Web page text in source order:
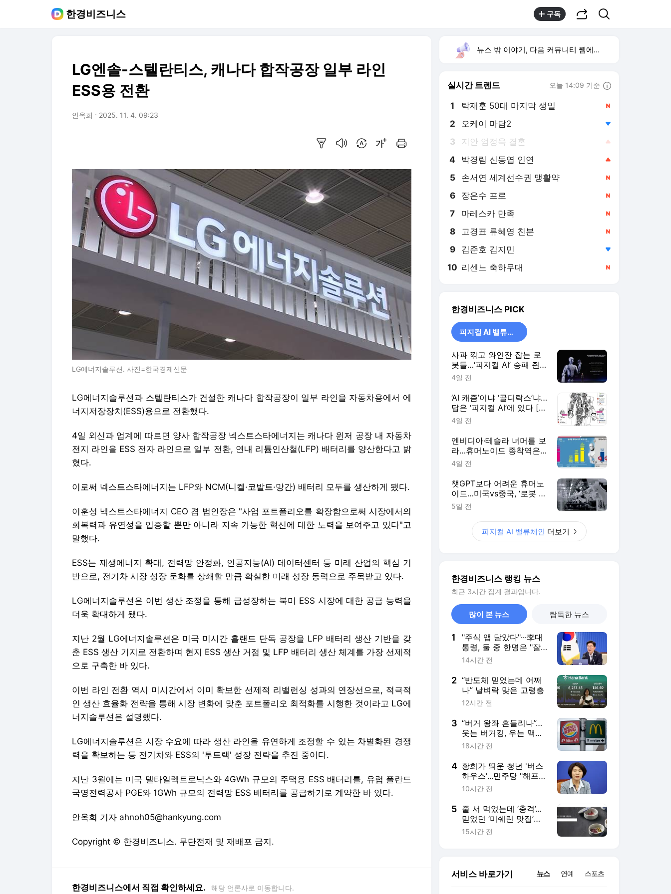
한경비즈니스 구독
LG엔솔-스텔란티스, 캐나다 합작공장 일부 라인
ESS용 전환
안옥희 2025. 11. 4. 09:23
LG에너지솔루션. 사진=한국경제신문
LG에너지솔루션과 스텔란티스가 건설한 캐나다 합작공장이 일부 라인을 자동차용에서 에
너지저장장치(ESS)용으로 전환했다.
4일 외신과 업계에 따르면 양사 합작공장 넥스트스타에너지는 캐나다 윈저 공장 내 자동차
전지 라인을 ESS 전자 라인으로 일부 전환, 연내 리튬인산철(LFP) 배터리를 양산한다고 밝
혔다.
이로써 넥스트스타에너지는 LFP와 NCM(니켈·코발트·망간) 배터리 모두를 생산하게 됐다.
이훈성 넥스트스타에너지 CEO 겸 법인장은 "사업 포트폴리오를 확장함으로써 시장에서의
회복력과 유연성을 입증할 뿐만 아니라 지속 가능한 혁신에 대한 노력을 보여주고 있다"고
말했다.
ESS는 재생에너지 확대, 전력망 안정화, 인공지능(AI) 데이터센터 등 미래 산업의 핵심 기
반으로, 전기차 시장 성장 둔화를 상쇄할 만큼 확실한 미래 성장 동력으로 주목받고 있다.
LG에너지솔루션은 이번 생산 조정을 통해 급성장하는 북미 ESS 시장에 대한 공급 능력을
더욱 확대하게 됐다.
지난 2월 LG에너지솔루션은 미국 미시간 홀랜드 단독 공장을 LFP 배터리 생산 기반을 갖
춘 ESS 생산 기지로 전환하며 현지 ESS 생산 거점 및 LFP 배터리 생산 체계를 가장 선제적
으로 구축한 바 있다.
이번 라인 전환 역시 미시간에서 이미 확보한 선제적 리밸런싱 성과의 연장선으로, 적극적
인 생산 효율화 전략을 통해 시장 변화에 맞춘 포트폴리오 최적화를 시행한 것이라고 LG에
너지솔루션은 설명했다.
LG에너지솔루션은 시장 수요에 따라 생산 라인을 유연하게 조정할 수 있는 차별화된 경쟁
력을 확보하는 등 전기차와 ESS의 '투트랙' 성장 전략을 추진 중이다.
지난 3월에는 미국 델타일렉트로닉스와 4GWh 규모의 주택용 ESS 배터리를, 유럽 폴란드
국영전력공사 PGE와 1GWh 규모의 전력망 ESS 배터리를 공급하기로 계약한 바 있다.
안옥희 기자 ahnoh05@hankyung.com
Copyright © 한경비즈니스. 무단전재 및 재배포 금지.
한경비즈니스에서 직접 확인하세요. 해당 언론사로 이동합니다.
뉴스 밖 이야기, 다음 커뮤니티 웹에서 보기
실시간 트렌드 오늘 14:09 기준
1 탁재훈 50대 마지막 생일
2 오케이 마담2
3 지안 엄정욱 결혼
4 박경림 신동엽 인연
5 손서연 세계선수권 맹활약
6 장은수 프로
7 마레스카 만족
8 고경표 류혜영 친분
9 김준호 김지민
10 리센느 축하무대
한경비즈니스 PICK
피지컬 AI 밸류체인
사과 깎고 와인잔 잡는 로
봇들…‘피지컬 AI’ 승패 쥔
관절과 근육 [피지컬 AI 핵
4일 전
‘AI 캐즘’이냐 ‘골디락스’냐…
답은 ‘피지컬 AI’에 있다 [피
지컬 AI 핵심 밸류체인]
4일 전
엔비디아·테슬라 너머를 보
라…휴머노이드 종착역은
'피지컬과 심장' [피지컬AI
4일 전
챗GPT보다 어려운 휴머노
이드…미국vs중국, ‘로봇 두
뇌’ 전쟁[피지컬 AI 핵심 밸
5일 전
피지컬 AI 밸류체인 더보기
한경비즈니스 랭킹 뉴스
최근 3시간 집계 결과입니다.
많이 본 뉴스 탐독한 뉴스
1
"주식 앱 닫았다"···李대
통령, 둘 중 한명은 "잘
못하고 있다"
14시간 전
2 “반도체 믿었는데 어쩌
나” 날벼락 맞은 고령층
12시간 전
3 “버거 왕좌 흔들리나”…
웃는 버거킹, 우는 맥도
날드
18시간 전
4 황희가 띄운 청년 '버스
하우스'...민주당 "해프닝
으로 봐달라"
10시간 전
5 줄 서 먹었는데 ‘충격’...
믿었던 ‘미쉐린 맛집’의
배신
15시간 전
서비스 바로가기 뉴스 연예 스포츠